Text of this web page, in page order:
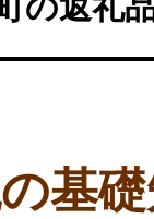
基